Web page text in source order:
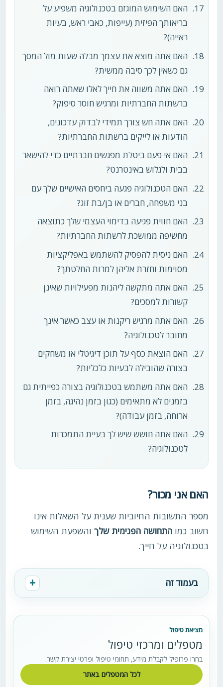
האם השימוש המוגזם בטכנולוגיה משפיע על
בריאותך הפיזית (עייפות, כאבי ראש, בעיות
ראייה)?
האם אתה מוצא את עצמך מבלה שעות מול המסך
גם כשאין לכך סיבה ממשית?
האם אתה משווה את חייך לאלו שאתה רואה
ברשתות החברתיות ומרגיש חוסר סיפוק?
האם אתה חש צורך תמידי לבדוק עדכונים,
הודעות או לייקים ברשתות החברתיות?
האם אי פעם ביטלת מפגשים חברתיים כדי להישאר
בבית ולגלוש באינטרנט?
האם הטכנולוגיה פגעה ביחסים האישיים שלך עם
בני משפחה, חברים או בן/בת זוג?
האם חווית פגיעה בדימוי העצמי שלך כתוצאה
מחשיפה ממושכת לרשתות החברתיות?
האם ניסית להפסיק להשתמש באפליקציות
מסוימות וחזרת אליהן למרות החלטתך?
האם אתה מתקשה ליהנות מפעילויות שאינן
קשורות למסכים?
האם אתה מרגיש ריקנות או עצב כאשר אינך
מחובר לטכנולוגיה?
האם הוצאת כסף על תוכן דיגיטלי או משחקים
בצורה שהובילה לבעיות כלכליות?
האם אתה משתמש בטכנולוגיה בצורה כפייתית גם
בזמנים לא מתאימים (כגון בזמן נהיגה, בזמן
ארוחה, בזמן עבודה)?
האם אתה חושש שיש לך בעיית התמכרות
לטכנולוגיה?
האם אני מכור?
מספר התשובות החיוביות שענית על השאלות אינו
חשוב כמו התחושה הפנימית שלך והשפעת השימוש
בטכנולוגיה על חייך.
בעמוד זה
מציאת טיפול
מטפלים ומרכזי טיפול
בחרו פרופיל לקבלת מידע, תחומי טיפול ופרטי יצירת קשר.
לכל המטפלים באתר